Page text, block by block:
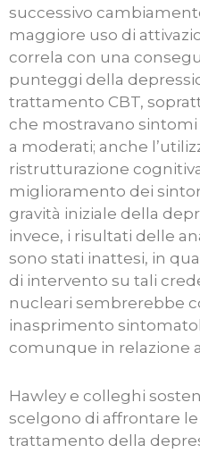
successivo
maggiore uso di
correla con una
punteggi della
trattamento CBT,
che mostravano sintomi
a moderati; anche
ristrutturazione
miglioramento dei
gravità iniziale della
invece, i risultati delle
sono stati inattesi, in
di intervento su tali
nucleari sembrerebbe
inasprimento
comunque in relazione
Hawley e colleghi
scelgono di affrontare le
trattamento della